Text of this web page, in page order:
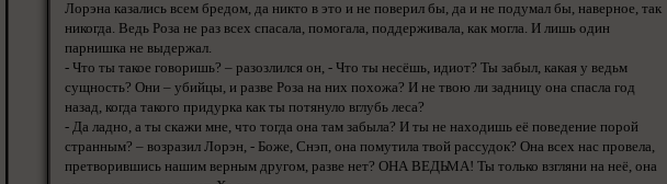
Лорэна казались всем бредом, да никто в это и не поверил бы, да и не подумал бы, наверное, так
никогда. Ведь Роза не раз всех спасала, помогала, поддерживала, как могла. И лишь один
парнишка не выдержал.
- Что ты такое говоришь? – разозлился он, - Что ты несёшь, идиот? Ты забыл, какая у ведьм
сущность? Они – убийцы, и разве Роза на них похожа? И не твою ли задницу она спасла год
назад, когда такого придурка как ты потянуло вглубь леса?
- Да ладно, а ты скажи мне, что тогда она там забыла? И ты не находишь её поведение порой
странным? – возразил Лорэн, - Боже, Снэп, она помутила твой рассудок? Она всех нас провела,
претворившись нашим верным другом, разве нет? ОНА ВЕДЬМА! Ты только взгляни на неё, она